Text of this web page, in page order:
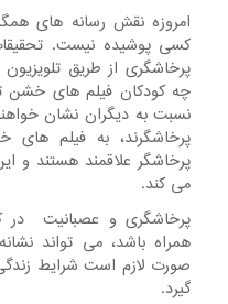
امروزه نقش رسانه های
کسی پوشیده نیست.
پرخاشگری از طریق
چه کودکان فیلم های خشن
نسبت به دیگران نشان
پرخاشگرند، به فیلم های
پرخاشگر علاقمند هستند و
می کند.
پرخاشگری‌ و عصبانیت در
همراه‌ باشد، می ‌تواند
صورت‌ لازم‌ است‌ شرایط‌
گیرد.